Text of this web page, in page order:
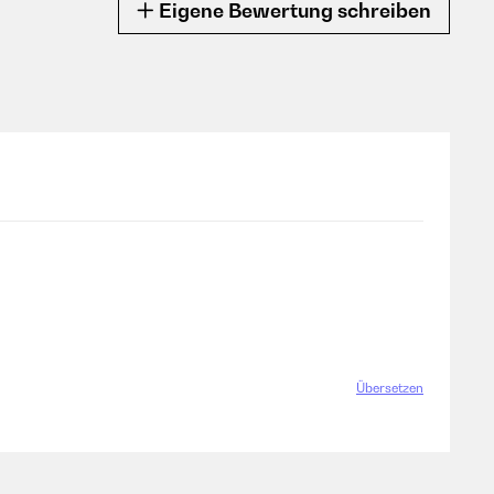
Eigene Bewertung schreiben
Übersetzen